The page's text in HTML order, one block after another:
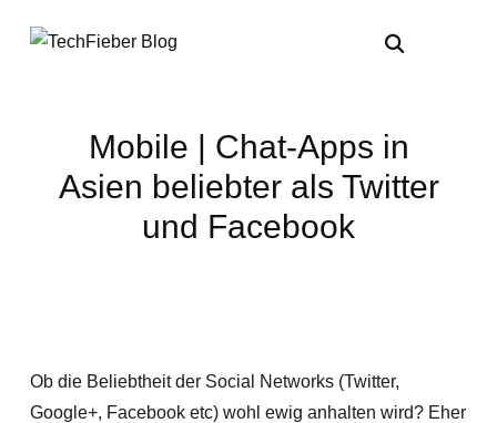
Mobile | Chat-Apps in
Asien beliebter als Twitter
und Facebook
Ob die Beliebtheit der Social Networks (Twitter,
Google+, Facebook etc) wohl ewig anhalten wird? Eher